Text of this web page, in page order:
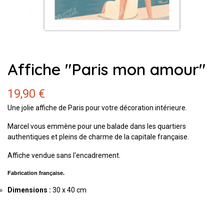
Affiche "Paris mon amour"
19,90 €
Une jolie affiche de Paris pour votre décoration intérieure.
Marcel vous emmène pour une balade dans les quartiers
authentiques et pleins de charme de la capitale française.
Affiche vendue sans l'encadrement.
Fabrication française.
Dimensions : 30 x 40 cm